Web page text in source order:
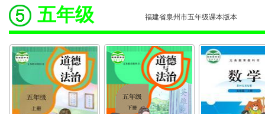
五年级 福建省泉州市五年级课本版本